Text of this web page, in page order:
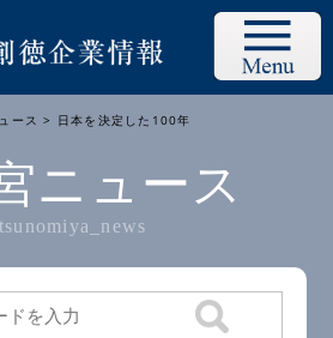
ース > 日本を決定した100年
ニュース